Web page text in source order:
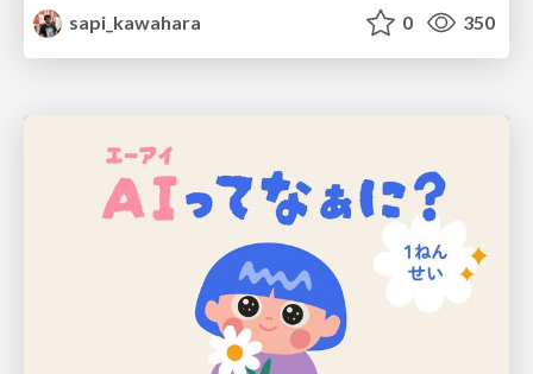
sapi_kawahara
0 350